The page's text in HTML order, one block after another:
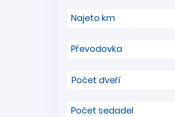
Najeto km
Převodovka
Počet sedadel